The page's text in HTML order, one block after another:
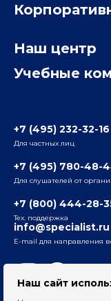
Учебные
Радио
ул. Радио, д.24,
ул. Воронцовская,
Бауманский
ул. Бауманская, д.
Мастер-классы и
Отзывы компаний
Наш центр
Информация о
+7 (495) 232-32-16
Для частных лиц
+7 (495) 780-48-
Для слушателей от
+7 (800) 444-28-
Тех. поддержка
info@specialist.ru
E-mail для направления
Наш сайт